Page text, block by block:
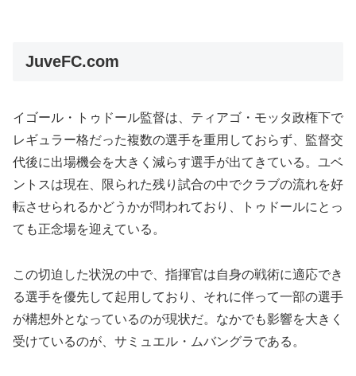
JuveFC.com
イゴール・トゥドール監督は、ティアゴ・モッタ政権下で
レギュラー格だった複数の選手を重用しておらず、監督交
代後に出場機会を大きく減らす選手が出てきている。ユベ
ントスは現在、限られた残り試合の中でクラブの流れを好
転させられるかどうかが問われており、トゥドールにとっ
ても正念場を迎えている。
この切迫した状況の中で、指揮官は自身の戦術に適応でき
る選手を優先して起用しており、それに伴って一部の選手
が構想外となっているのが現状だ。なかでも影響を大きく
受けているのが、サミュエル・ムバングラである。